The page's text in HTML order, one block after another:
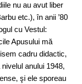
nu au avut liber
etc.), în anii ’80
cu Vestul:
Apusului mă
cadru didactic,
anului 1948,
şi ele sporeau